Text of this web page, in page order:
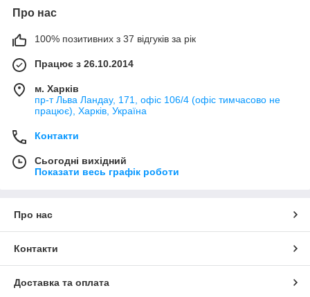
Про нас
100% позитивних з 37 відгуків за рік
Працює з 26.10.2014
м. Харків
пр-т Льва Ландау, 171, офіс 106/4 (офіс тимчасово не
працює), Харків, Україна
Контакти
Сьогодні вихідний
Показати весь графік роботи
Про нас
Контакти
Доставка та оплата